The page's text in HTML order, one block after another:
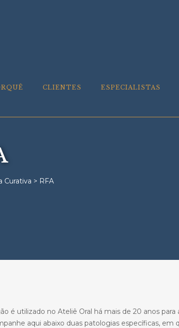
CLIENTES ESPECIALISTAS
Curativa > RFA
é utilizado no Ateliê Oral há mais de 20 anos
aqui abaixo duas patologias específicas, em